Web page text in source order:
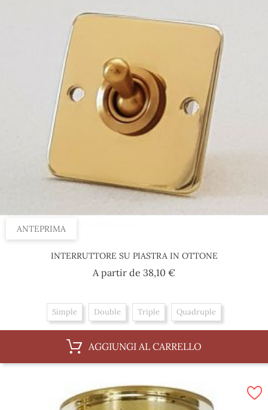
ANTEPRIMA
INTERRUTTORE SU PIASTRA IN OTTONE
A partir de 38,10 €Prezzo
Simple Double Triple Quadruple
AGGIUNGI AL CARRELLO